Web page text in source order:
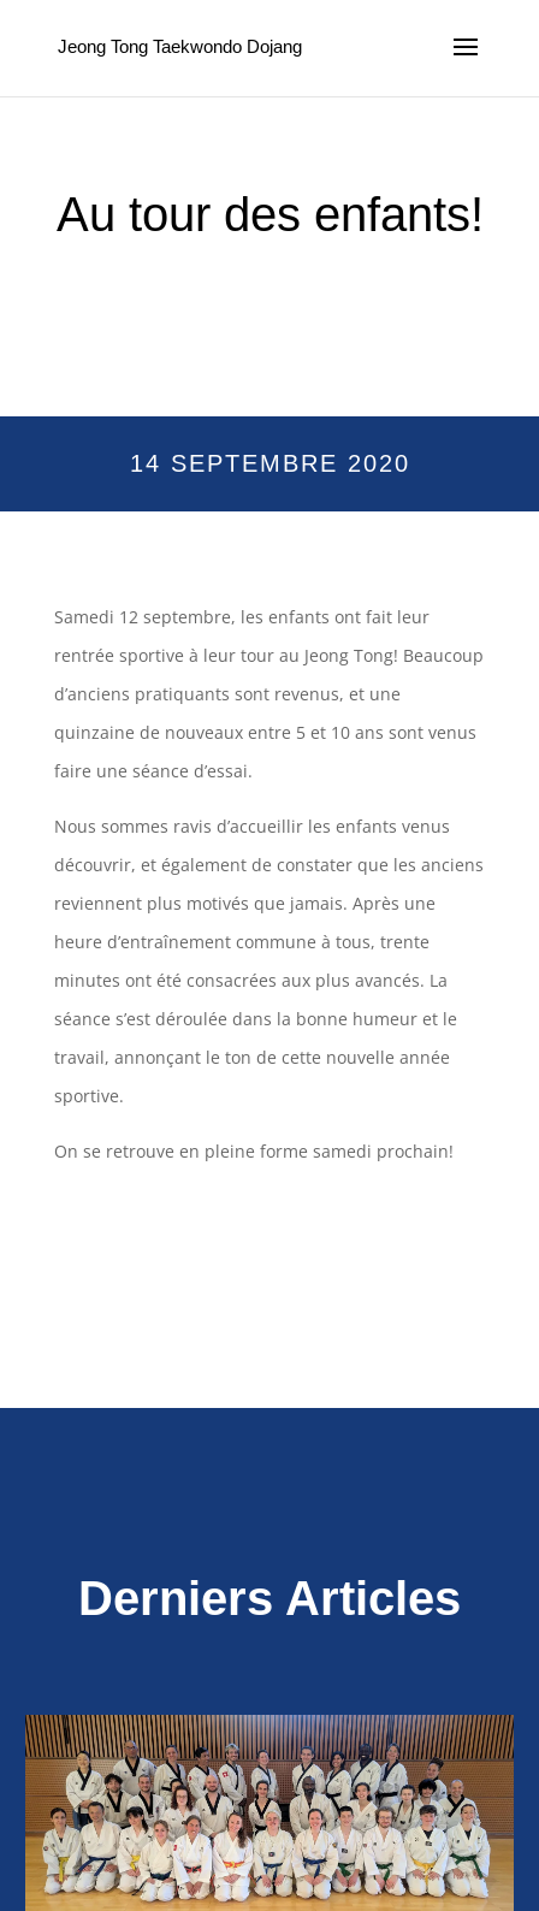
Jeong Tong Taekwondo Dojang
Au tour des enfants!
14 SEPTEMBRE 2020
Samedi 12 septembre, les enfants ont fait leur
rentrée sportive à leur tour au Jeong Tong! Beaucoup
d’anciens pratiquants sont revenus, et une
quinzaine de nouveaux entre 5 et 10 ans sont venus
faire une séance d’essai.
Nous sommes ravis d’accueillir les enfants venus
découvrir, et également de constater que les anciens
reviennent plus motivés que jamais. Après une
heure d’entraînement commune à tous, trente
minutes ont été consacrées aux plus avancés. La
séance s’est déroulée dans la bonne humeur et le
travail, annonçant le ton de cette nouvelle année
sportive.
On se retrouve en pleine forme samedi prochain!
Derniers Articles